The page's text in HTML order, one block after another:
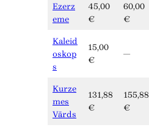
Ezerz
eme
45,00
€
60,00
€
Kaleid
oskop
s
15,00
€
—
Kurze
mes
Vārds
131,88
€
155,88
€